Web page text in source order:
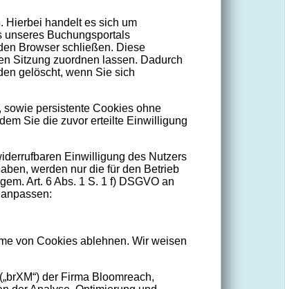
Hierbei handelt es sich um
unseres Buchungsportals
Browser schließen. Diese
Sitzung zuordnen lassen. Dadurch
gelöscht, wenn Sie sich
sowie persistente Cookies ohne
Sie die zuvor erteilte Einwilligung
Einwilligung des Nutzers
werden nur die für den Betrieb
Art. 6 Abs. 1 S. 1 f) DSGVO an
von Cookies ablehnen. Wir weisen
der Firma Bloomreach,